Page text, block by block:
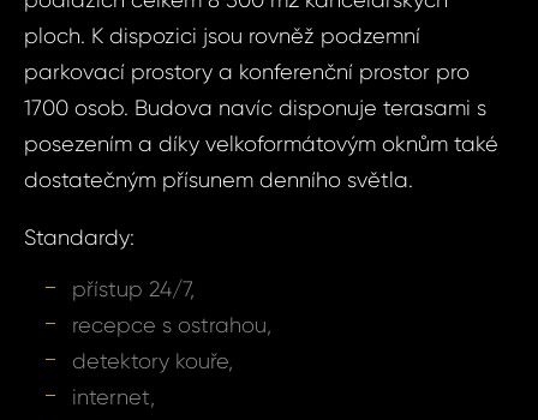
ploch. K dispozici jsou rovněž podzemní
parkovací prostory a konferenční prostor pro
1700 osob. Budova navíc disponuje terasami s
posezením a díky velkoformátovým oknům také
dostatečným přísunem denního světla.
Standardy:
přístup 24/7,
recepce s ostrahou,
detektory kouře,
internet,